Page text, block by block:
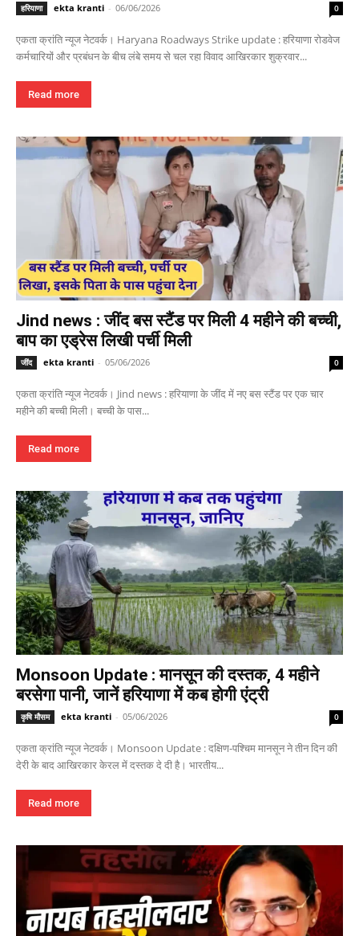
हरियाणा ekta kranti - 06/06/2026 0
एकता क्रांति न्यूज नेटवर्क। Haryana Roadways Strike update : हरियाणा रोडवेज
कर्मचारियों और प्रबंधन के बीच लंबे समय से चल रहा विवाद आखिरकार शुक्रवार...
Read more
Jind news : जींद बस स्टैंड पर मिली 4 महीने की बच्ची,
बाप का एड्रेस लिखी पर्ची मिली
जींद ekta kranti - 05/06/2026 0
एकता क्रांति न्यूज नेटवर्क। Jind news : हरियाणा के जींद में नए बस स्टैंड पर एक चार
महीने की बच्ची मिली। बच्ची के पास...
Read more
Monsoon Update : मानसून की दस्तक, 4 महीने
बरसेगा पानी, जानें हरियाणा में कब होगी एंट्री
कृषि मौसम ekta kranti - 05/06/2026 0
एकता क्रांति न्यूज नेटवर्क। Monsoon Update : दक्षिण-पश्चिम मानसून ने तीन दिन की
देरी के बाद आखिरकार केरल में दस्तक दे दी है। भारतीय...
Read more